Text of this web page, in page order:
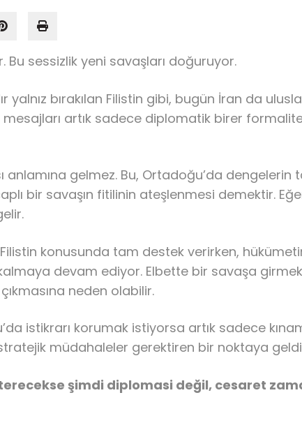
sessizlik yeni savaşları doğuruyor.
yalnız bırakılan Filistin gibi, bugün İran da
artık sadece diplomatik birer
anlamına gelmez. Bu, Ortadoğu’da
bir savaşın fitilinin ateşlenmesi demektir.
konusunda tam destek verirken,
devam ediyor. Elbette bir savaşa
neden olabilir.
istikrarı korumak istiyorsa artık sadece
müdahaleler gerektiren bir noktaya
şimdi diplomasi değil, cesaret